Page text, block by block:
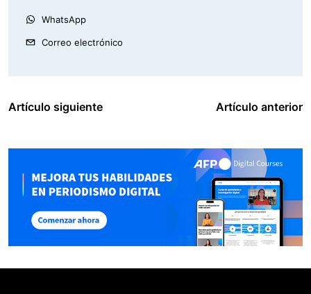
WhatsApp
Correo electrónico
Artículo siguiente Artículo anterior